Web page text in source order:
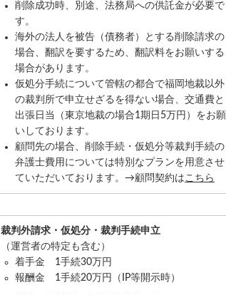
削除成功時、別途、法務局への供託金が必要で
す。
海外の法人を被告（債務者）とする削除請求の
場合、翻訳を要するため、翻訳料をお願いする
場合があります。
仮処分手続について管轄の都合で福岡地裁以外
の裁判所で申立せざるを得ない場合、交通費と
出張日当（東京地裁の場合1期日5万円）をお願
いしております。
顧問先の場合、削除手続・仮処分等裁判手続の
弁護士費用については特別なプランを用意させ
ていただいております。→顧問契約はこちら
裁判外請求・仮処分・裁判手続申立
（運営者の特定も含む）
着手金 1手続30万円
報酬金 1手続20万円（IP等開示時）